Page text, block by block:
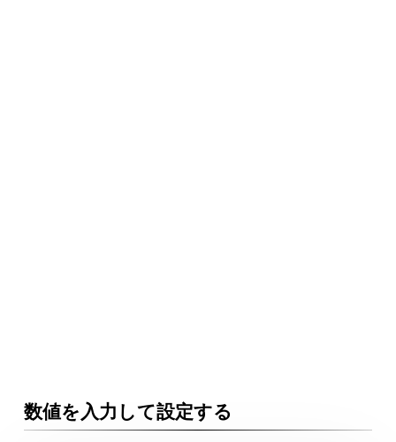
数値を入力して設定する